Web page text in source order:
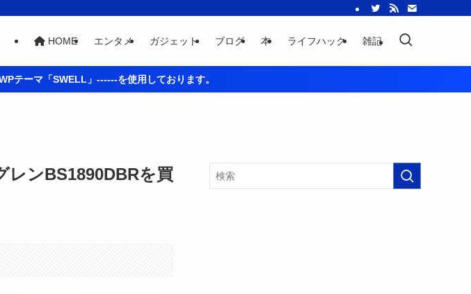
HOME エンタメ ガジェット ブログ 本 ライフハック 雑記
テーマ「SWELL」------を使用しております。
レンBS1890DBRを買